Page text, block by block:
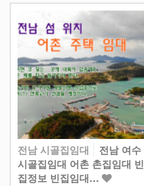
전남 시골집임대
전남 여수
시골집임대 어촌 촌집임대 빈
집정보 빈집임대…